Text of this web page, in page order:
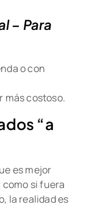
– Para
o con
más costoso.
“a
es mejor
como si fuera
la realidad es